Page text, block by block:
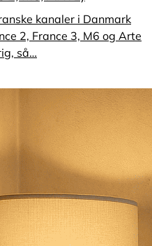
kanaler i Danmark
2, France 3, M6 og Arte
så…